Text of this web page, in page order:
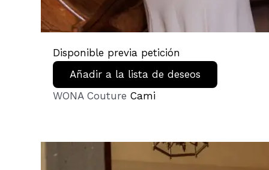
Disponible previa petición
Añadir a la lista de deseos
WONA CoutureCami